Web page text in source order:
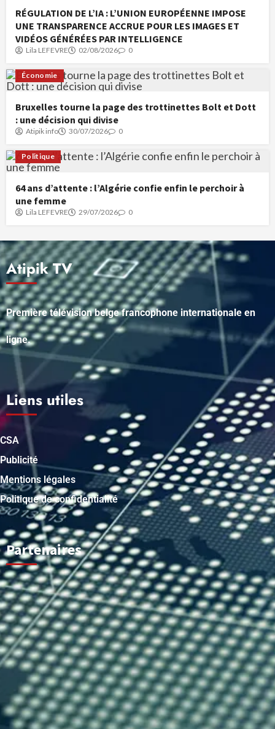
RÉGULATION DE L’IA : L’UNION EUROPÉENNE IMPOSE
UNE TRANSPARENCE ACCRUE POUR LES IMAGES ET
VIDÉOS GÉNÉRÉES PAR INTELLIGENCE
Lila LEFEVRE 02/08/2026 0
Économie
Bruxelles tourne la page des trottinettes Bolt et Dott
: une décision qui divise
Atipik info 30/07/2026 0
Politique
64 ans d’attente : l’Algérie confie enfin le perchoir à
une femme
Lila LEFEVRE 29/07/2026 0
Atipik TV
Première télévision belge francophone internationale en
ligne.
Liens utiles
CSA
Publicité
Mentions légales
Politique de confidentialité
Partenaires